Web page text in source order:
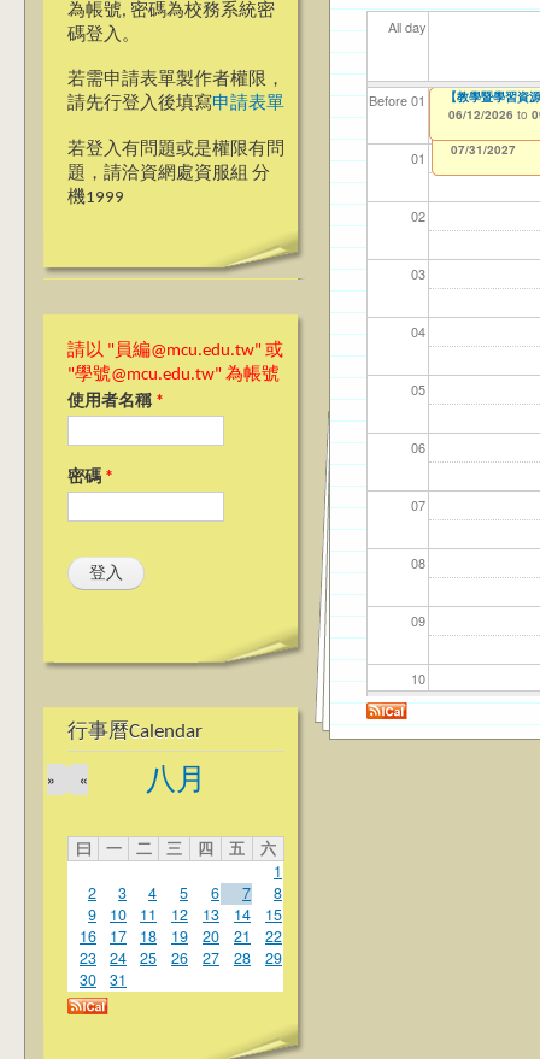
為帳號, 密碼為校務系統密
碼登入。
若需申請表單製作者權限，
請先行登入後填寫申請表單
若登入有問題或是權限有問
題，請洽資網處資服組 分
機1999
請以 "員編@mcu.edu.tw" 或
"學號@mcu.edu.tw" 為帳號
使用者名稱 *
密碼 *
行事曆Calendar
八月
«
»
曰 一 二 三 四 五
六
1
2
3 4 5 6 7
8
9
10 11 12 13 14
15
16
17 18 19 20 21
22
23
24 25 26 27 28
29
30
31
All day
Before 01
01
02
03
04
05
06
07
08
09
10
11
【資網處】
整合系統～表單
12/31/2027
【財務處】工讀
11/12/2021 to
【財務處】漏打
錄
07/31/2027
114
04/
114
02/
【學
07/
教務
11/
商品
11/
【教學暨學習資
06/12/2026 to
【教學暨學習資
06/12/2026 to